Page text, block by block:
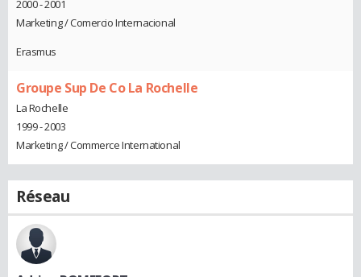
2000 - 2001
Marketing / Comercio Internacional
Erasmus
Groupe Sup De Co La Rochelle
La Rochelle
1999 - 2003
Marketing / Commerce International
Réseau